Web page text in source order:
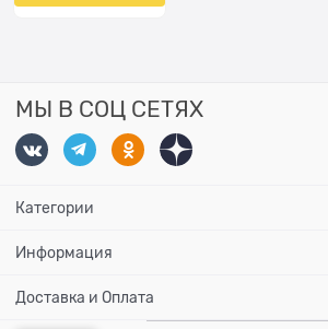
МЫ В СОЦ СЕТЯХ
Категории
Информация
Доставка и Оплата